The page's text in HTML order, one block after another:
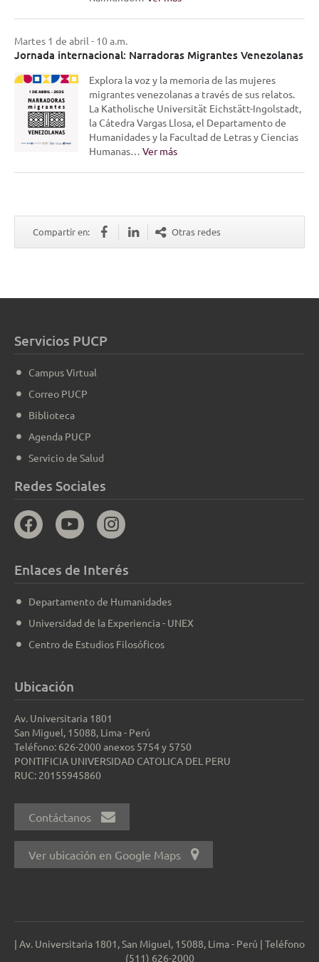
Martes 1 de abril - 10 a.m.
Jornada internacional: Narradoras Migrantes Venezolanas
Explora la voz y la memoria de las mujeres
migrantes venezolanas a través de sus relatos.
La Katholische Universität Eichstätt-Ingolstadt,
la Cátedra Vargas Llosa, el Departamento de
Humanidades y la Facultad de Letras y Ciencias
Humanas… Ver más
Compartir en: Otras redes
Servicios PUCP
Campus Virtual
Correo PUCP
Biblioteca
Agenda PUCP
Servicio de Salud
Redes Sociales
Enlaces de Interés
Departamento de Humanidades
Universidad de la Experiencia - UNEX
Centro de Estudios Filosóficos
Ubicación
Av. Universitaria 1801
San Miguel, 15088, Lima - Perú
Teléfono: 626-2000 anexos 5754 y 5750
PONTIFICIA UNIVERSIDAD CATOLICA DEL PERU
RUC: 20155945860
Contáctanos
Ver ubicación en Google Maps
| Av. Universitaria 1801, San Miguel, 15088, Lima - Perú | Teléfono
(511) 626-2000